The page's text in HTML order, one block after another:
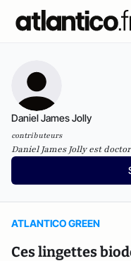
Daniel James Jolly
contributeurs
Daniel James Jolly est
ATLANTICO GREEN
Ces lingettes